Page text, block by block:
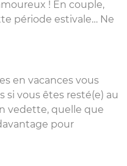
! En couple,
période estivale… Ne
en vacances vous
si vous êtes resté(e) au
vedette, quelle que
pour